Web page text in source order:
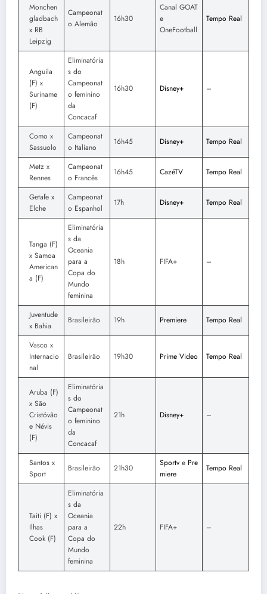
Monchen
gladbach
x RB
Leipzig
Campeonat
o Alemão
16h30
Canal GOAT
e
OneFootball
Tempo Real
Anguila
(F) x
Suriname
(F)
Eliminatória
s do
Campeonat
o feminino
da
Concacaf
16h30 Disney+ –
Como x
Sassuolo
Campeonat
o Italiano
16h45 Disney+ Tempo Real
Metz x
Rennes
Campeonat
o Francês
16h45 CazéTV Tempo Real
Getafe x
Elche
Campeonat
o Espanhol
17h Disney+ Tempo Real
Tanga (F)
x Samoa
American
a (F)
Eliminatória
s da
Oceania
para a
Copa do
Mundo
feminina
18h FIFA+ –
Juventude
x Bahia
Brasileirão 19h Premiere Tempo Real
Vasco x
Internacio
nal
Brasileirão 19h30 Prime Video Tempo Real
Aruba (F)
x São
Cristóvão
e Névis
(F)
Eliminatória
s do
Campeonat
o feminino
da
Concacaf
21h Disney+ –
Santos x
Sport
Brasileirão 21h30 Sportv e Pre
miere
Tempo Real
Taiti (F) x
Ilhas
Cook (F)
Eliminatória
s da
Oceania
para a
Copa do
Mundo
feminina
22h FIFA+ –